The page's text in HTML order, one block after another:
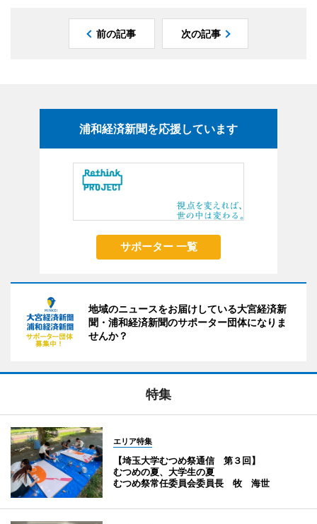
前の記事 次の記事
浦和経済新聞を応援しています
サポーター 一覧
地域のニュースをお届けしている大宮経済新
聞・浦和経済新聞のサポーター団体になりま
せんか？
特集
エリア特集
【埼玉大学むつめ祭通信 第３回】
むつめの夏、大学生の夏
むつめ祭常任委員会委員長 牧 海世